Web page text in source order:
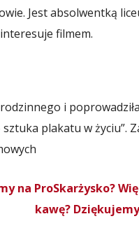
Jest absolwentką
filmem.
i
plakatu w życiu”.
na ProSkarżysko?
kawę?